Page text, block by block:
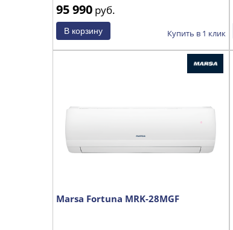
95 990 руб.
Купить в 1 клик
Marsa Fortuna MRK-28MGF